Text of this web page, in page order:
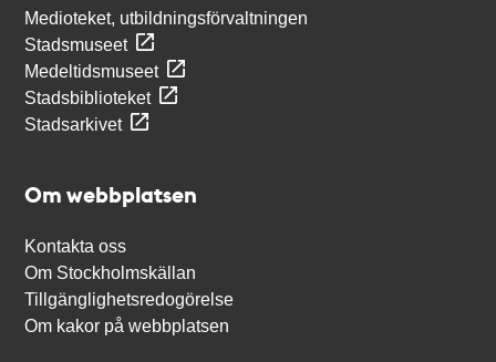
Medioteket, utbildningsförvaltningen
Stadsmuseet
Medeltidsmuseet
Stadsbiblioteket
Stadsarkivet
Om webbplatsen
Kontakta oss
Om Stockholmskällan
Tillgänglighetsredogörelse
Om kakor på webbplatsen